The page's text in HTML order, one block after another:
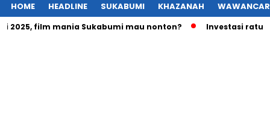
HOME HEADLINE SUKABUMI KHAZANAH
film mania Sukabumi mau nonton? Investasi ratusan